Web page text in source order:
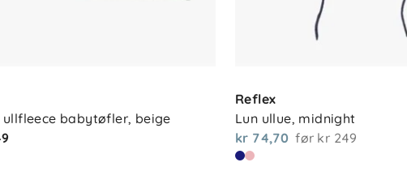
ullfleece babytøfler, beige
Reflex
Lun ullue, midnight
kr 74,70 før kr 249